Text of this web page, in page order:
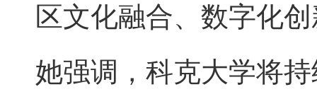
区文化融合、数字化
她强调，科克大学将